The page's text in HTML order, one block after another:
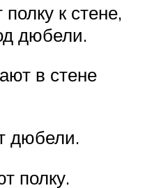
к стене,
дюбели.
в стене
дюбели.
полку.